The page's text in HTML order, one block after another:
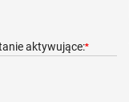
aktywujące:*